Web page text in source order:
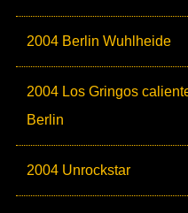
2004 Berlin Wuhlheide
2004 Los Gringos
Berlin
2004 Unrockstar